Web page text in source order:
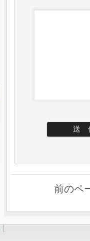
前のペ